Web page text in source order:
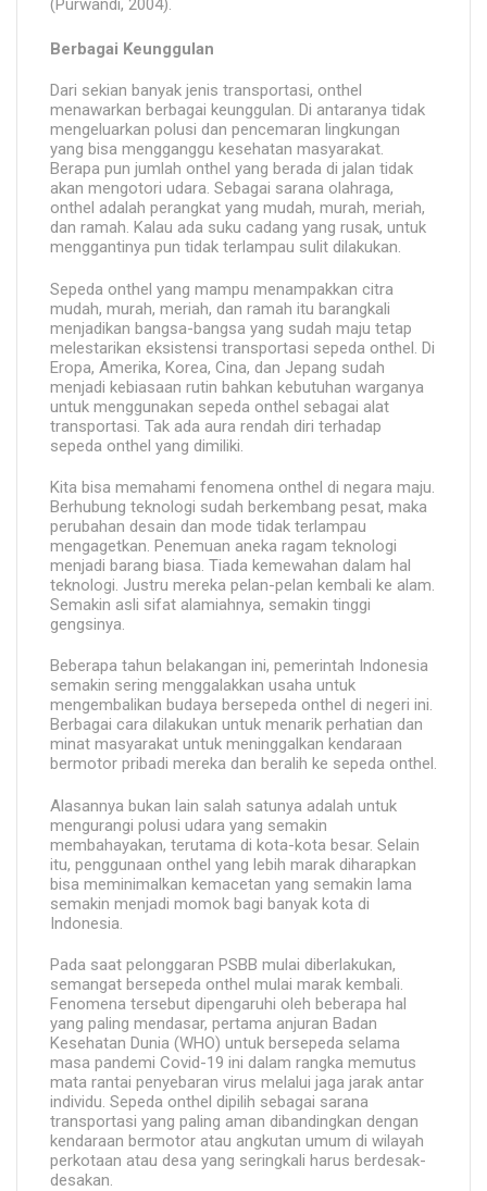
(Purwandi, 2004).
Berbagai Keunggulan
Dari sekian banyak jenis transportasi, onthel
menawarkan berbagai keunggulan. Di antaranya tidak
mengeluarkan polusi dan pencemaran lingkungan
yang bisa mengganggu kesehatan masyarakat.
Berapa pun jumlah onthel yang berada di jalan tidak
akan mengotori udara. Sebagai sarana olahraga,
onthel adalah perangkat yang mudah, murah, meriah,
dan ramah. Kalau ada suku cadang yang rusak, untuk
menggantinya pun tidak terlampau sulit dilakukan.
Sepeda onthel yang mampu menampakkan citra
mudah, murah, meriah, dan ramah itu barangkali
menjadikan bangsa-bangsa yang sudah maju tetap
melestarikan eksistensi transportasi sepeda onthel. Di
Eropa, Amerika, Korea, Cina, dan Jepang sudah
menjadi kebiasaan rutin bahkan kebutuhan warganya
untuk menggunakan sepeda onthel sebagai alat
transportasi. Tak ada aura rendah diri terhadap
sepeda onthel yang dimiliki.
Kita bisa memahami fenomena onthel di negara maju.
Berhubung teknologi sudah berkembang pesat, maka
perubahan desain dan mode tidak terlampau
mengagetkan. Penemuan aneka ragam teknologi
menjadi barang biasa. Tiada kemewahan dalam hal
teknologi. Justru mereka pelan-pelan kembali ke alam.
Semakin asli sifat alamiahnya, semakin tinggi
gengsinya.
Beberapa tahun belakangan ini, pemerintah Indonesia
semakin sering menggalakkan usaha untuk
mengembalikan budaya bersepeda onthel di negeri ini.
Berbagai cara dilakukan untuk menarik perhatian dan
minat masyarakat untuk meninggalkan kendaraan
bermotor pribadi mereka dan beralih ke sepeda onthel.
Alasannya bukan lain salah satunya adalah untuk
mengurangi polusi udara yang semakin
membahayakan, terutama di kota-kota besar. Selain
itu, penggunaan onthel yang lebih marak diharapkan
bisa meminimalkan kemacetan yang semakin lama
semakin menjadi momok bagi banyak kota di
Indonesia.
Pada saat pelonggaran PSBB mulai diberlakukan,
semangat bersepeda onthel mulai marak kembali.
Fenomena tersebut dipengaruhi oleh beberapa hal
yang paling mendasar, pertama anjuran Badan
Kesehatan Dunia (WHO) untuk bersepeda selama
masa pandemi Covid-19 ini dalam rangka memutus
mata rantai penyebaran virus melalui jaga jarak antar
individu. Sepeda onthel dipilih sebagai sarana
transportasi yang paling aman dibandingkan dengan
kendaraan bermotor atau angkutan umum di wilayah
perkotaan atau desa yang seringkali harus berdesak-
desakan.